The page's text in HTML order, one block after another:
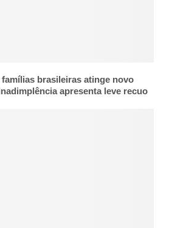
brasileiras atinge novo
apresenta leve recuo